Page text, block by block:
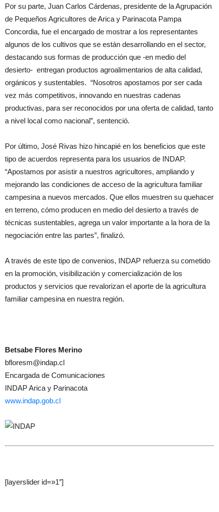
Por su parte, Juan Carlos Cárdenas, presidente de la Agrupación
de Pequeños Agricultores de Arica y Parinacota Pampa
Concordia, fue el encargado de mostrar a los representantes
algunos de los cultivos que se están desarrollando en el sector,
destacando sus formas de producción que -en medio del
desierto- entregan productos agroalimentarios de alta calidad,
orgánicos y sustentables. “Nosotros apostamos por ser cada
vez más competitivos, innovando en nuestras cadenas
productivas, para ser reconocidos por una oferta de calidad, tanto
a nivel local como nacional”, sentenció.
Por último, José Rivas hizo hincapié en los beneficios que este
tipo de acuerdos representa para los usuarios de INDAP.
“Apostamos por asistir a nuestros agricultores, ampliando y
mejorando las condiciones de acceso de la agricultura familiar
campesina a nuevos mercados. Que ellos muestren su quehacer
en terreno, cómo producen en medio del desierto a través de
técnicas sustentables, agrega un valor importante a la hora de la
negociación entre las partes”, finalizó.
A través de este tipo de convenios, INDAP refuerza su cometido
en la promoción, visibilización y comercialización de los
productos y servicios que revalorizan el aporte de la agricultura
familiar campesina en nuestra región.
Betsabe Flores Merino
bfloresm@indap.cl
Encargada de Comunicaciones
INDAP Arica y Parinacota
www.indap.gob.cl
[layerslider id=»1″]